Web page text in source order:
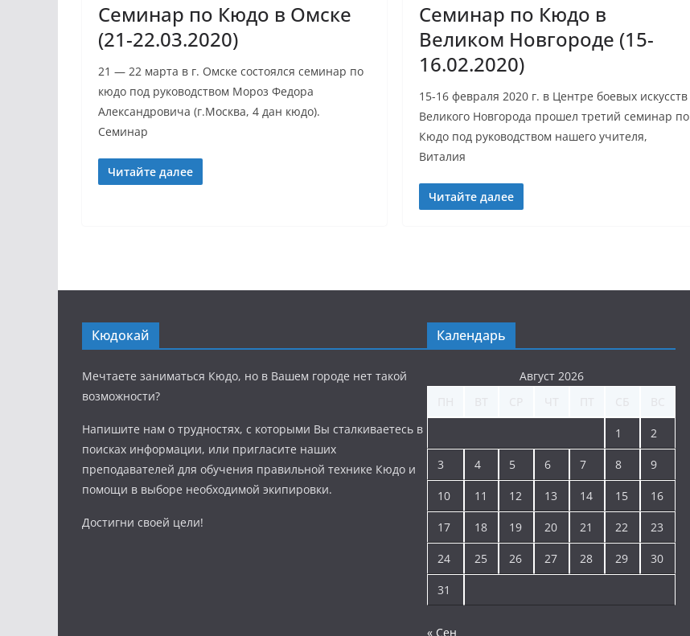
Семинар по Кюдо в Омске
(21-22.03.2020)
21 — 22 марта в г. Омске состоялся семинар по
кюдо под руководством Мороз Федора
Александровича (г.Москва, 4 дан кюдо).
Семинар
Читайте далее
Семинар по Кюдо в
Великом Новгороде (15-
16.02.2020)
15-16 февраля 2020 г. в Центре боевых искусств
Великого Новгорода прошел третий семинар по
Кюдо под руководством нашего учителя,
Виталия
Читайте далее
Кюдокай
Мечтаете заниматься Кюдо, но в Вашем городе нет такой
возможности?
Напишите нам о трудностях, с которыми Вы сталкиваетесь в
поисках информации, или пригласите наших
преподавателей для обучения правильной технике Кюдо и
помощи в выборе необходимой экипировки.
Достигни своей цели!
Календарь
Август 2026
1 2
3 4 5 6 7 8 9
10 11 12 13 14 15 16
17 18 19 20 21 22 23
24 25 26 27 28 29 30
31
« Сен